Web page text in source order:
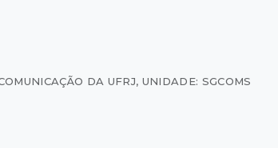
DA UFRJ, UNIDADE: SGCOMS